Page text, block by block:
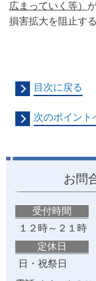
広まっていく等）
損害拡大を阻止す
目次に戻る
次のポイント
お問
受付時間
１２時～２１時
定休日
日・祝祭日